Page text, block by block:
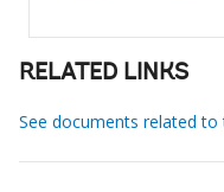
RELATED LINKS
See documents related to